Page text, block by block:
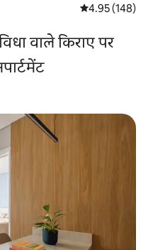
औसत रेटिंग 5 में से
4.95 (148)
वाले किराए पर